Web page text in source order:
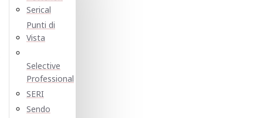
Serical
Punti di
Vista
Selective
Professional
SERI
Sendo